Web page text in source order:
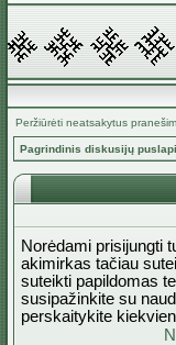
Peržiūrėti neatsakytus
Pagrindinis diskusijų
Norėdami prisijungti
akimirkas tačiau
suteikti papildomas
susipažinkite su
perskaitykite